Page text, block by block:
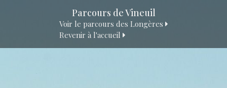
Parcours de Vineuil
Voir le parcours des Longères
Revenir à l'accueil